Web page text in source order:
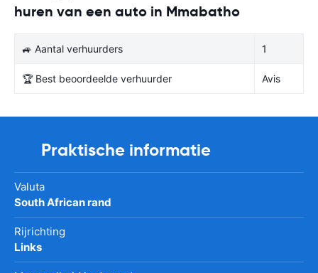
huren van een auto in Mmabatho
🚙 Aantal verhuurders 1
🏆 Best beoordeelde verhuurder Avis
Praktische informatie
Valuta
South African rand
Rijrichting
Links